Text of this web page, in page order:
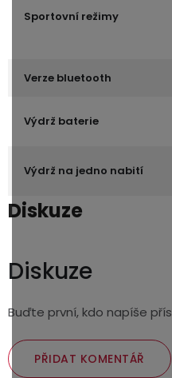
Sportovní režimy
Verze bluetooth
Výdrž baterie
Výdrž na jedno nabití
Diskuze
Diskuze
Buďte první, kdo napíše
PŘIDAT KOMENTÁŘ